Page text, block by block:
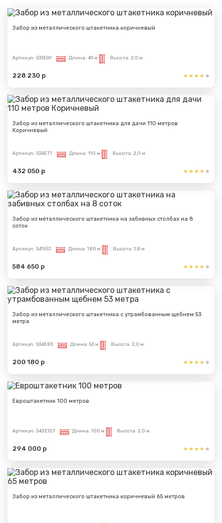
Забор из металлического штакетника коричневый
Артикул: S33E69 Длина: 49 м Высота: 2,0 м
228 230 р
Забор из металлического штакетника для дачи 110 метров
Коричневый
Артикул: S34E77 Длина: 110 м Высота: 2,0 м
432 050 р
Забор из металлического штакетника на забивных столбах на 8
соток
Артикул: S41E51 Длина: 180 м Высота: 1,8 м
584 650 р
Забор из металлического штакетника с утрамбованным щебнем 53
метра
Артикул: S34E83 Длина: 53 м Высота: 2,0 м
200 180 р
Евроштакетник 100 метров
Артикул: S42E127 Длина: 100 м Высота: 2,0 м
294 000 р
Забор из металлического штакетника коричневый 65 метров